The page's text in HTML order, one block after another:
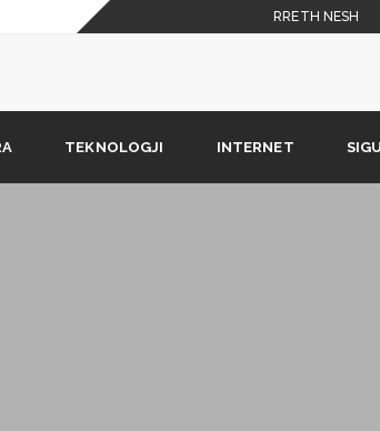
RRETH NESH
TEKNOLOGJI INTERNET